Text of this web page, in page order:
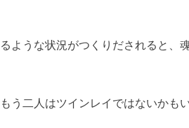
ような状況がつくりだされると、
う二人はツインレイではないかも